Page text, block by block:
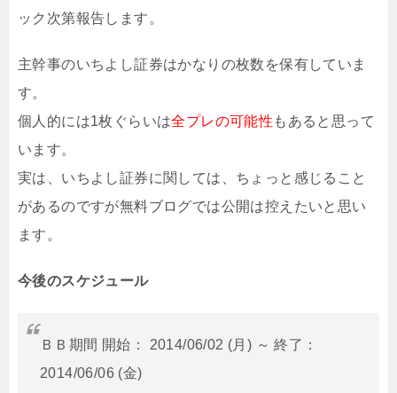
ック次第報告します。
主幹事のいちよし証券はかなりの枚数を保有していま
す。
個人的には1枚ぐらいは全プレの可能性 もあると思って
います。
実は、いちよし証券に関しては、ちょっと感じること
があるのですが無料ブログでは公開は控えたいと思い
ます。
今後のスケジュール
ＢＢ期間 開始： 2014/06/02 (月) ～ 終了：
2014/06/06 (金)